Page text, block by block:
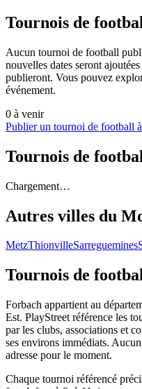
Tournois de
Aucun tournoi de football
nouvelles dates seront
publieront. Vous pouvez
événement.
0 à venir
Publier un tournoi de football
Tournois de
Chargement…
Autres villes du
MetzThionvilleSarreguemines
Tournois de
Forbach appartient au
Est. PlayStreet référence les
par les clubs, associations et
ses environs immédiats.
adresse pour le moment.
Chaque tournoi référencé